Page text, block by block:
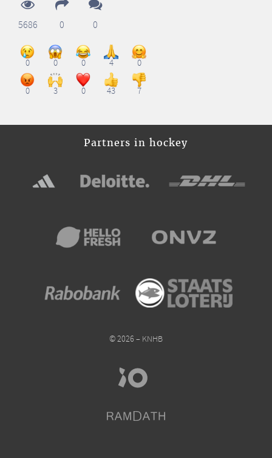
5686 0 0
0 0 0 4 0
0 3 0 43 7
Partners in hockey
© 2026 – KNHB